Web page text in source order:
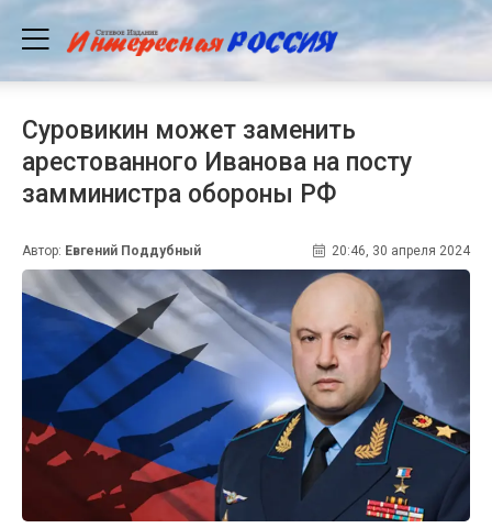
Суровикин может заменить
арестованного Иванова на посту
замминистра обороны РФ
Автор: Евгений Поддубный 20:46, 30 апреля 2024